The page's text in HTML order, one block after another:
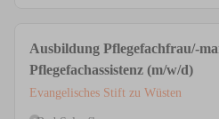
Ausbildung Pflegefachfrau/-
Pflegefachassistenz (m/w/d)
Evangelisches Stift zu Wüsten